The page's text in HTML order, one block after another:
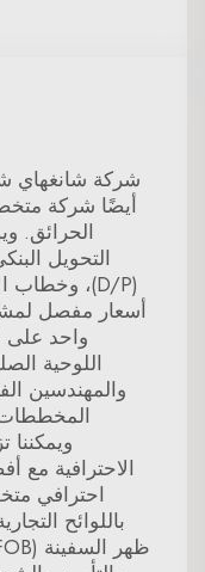
شركة شانغهاي
أيضًا شركة
الحرائق.
أسعار مفصل
واحد على
اللوحية
والمهندسين
ويمكننا
الاحترافية مع
احترافي
باللوائح